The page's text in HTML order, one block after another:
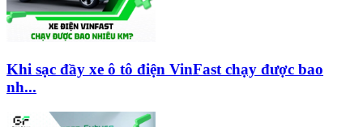
Khi sạc đầy xe ô tô điện VinFast chạy được bao
nh...